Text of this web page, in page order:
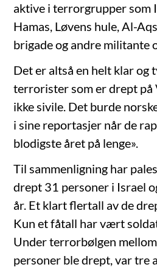
aktive i terrorgrupper som
Hamas, Løvens hule, Al-
brigade og andre militante
Det er altså en helt klar og
terrorister som er drept på
ikke sivile. Det burde
i sine reportasjer når de
blodigste året på lenge».
Til sammenligning har
drept 31 personer i Israel
år. Et klart flertall av de
Kun et fåtall har vært
Under terrorbølgen
personer ble drept, var tre